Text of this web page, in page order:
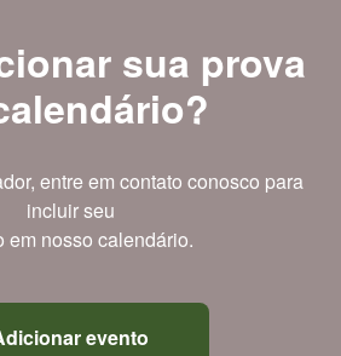
sua prova
entre em contato conosco para
incluir seu
em nosso calendário.
evento